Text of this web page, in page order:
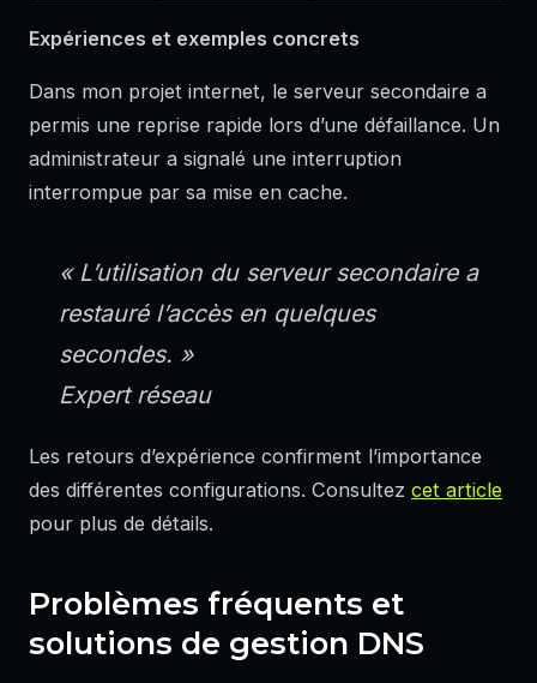
Expériences et exemples concrets
Dans mon projet internet, le serveur secondaire a
permis une reprise rapide lors d’une défaillance. Un
administrateur a signalé une interruption
interrompue par sa mise en cache.
« L’utilisation du serveur secondaire a
restauré l’accès en quelques
secondes. »
Expert réseau
Les retours d’expérience confirment l’importance
des différentes configurations. Consultez cet article
pour plus de détails.
Problèmes fréquents et
solutions de gestion DNS